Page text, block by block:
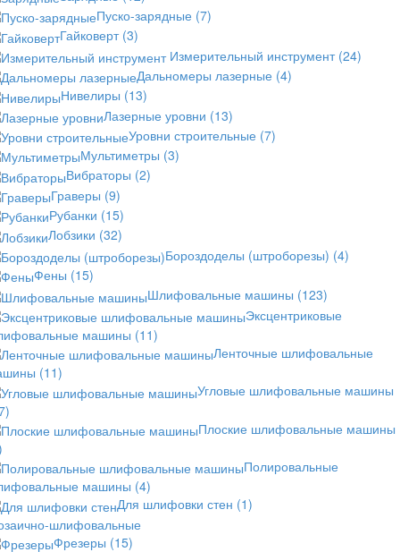
Пуско-зарядные (7)
Гайковерт (3)
Измерительный инструмент (24)
Дальномеры лазерные (4)
Нивелиры (13)
Лазерные уровни (13)
Уровни строительные (7)
Мультиметры (3)
Вибраторы (2)
Граверы (9)
Рубанки (15)
Лобзики (32)
Бороздоделы (штроборезы) (4)
Фены (15)
Шлифовальные машины (123)
Эксцентриковые
машины (11)
Ленточные шлифовальные
(11)
Угловые шлифовальные машины
Плоские шлифовальные машины
Полировальные
машины (4)
Для шлифовки стен (1)
шлифовальные
Фрезеры (15)